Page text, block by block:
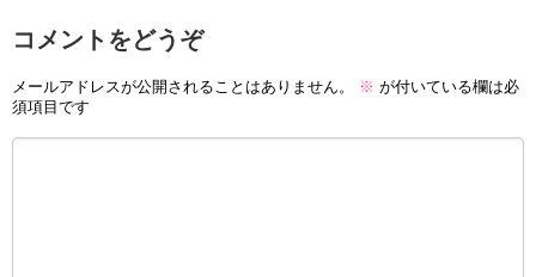
コメントをどうぞ
メールアドレスが公開されることはありません。 ※ が付いている欄は必
須項目です